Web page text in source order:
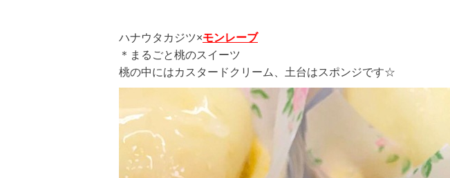
ハナウタカジツ×モンレーブ
＊まるごと桃のスイーツ
桃の中にはカスタードクリーム、土台はスポンジです☆